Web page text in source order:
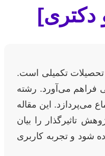
دکتری]
تحصیلات تکمیلی است.
فراهم می‌آورد. رشته
می‌پردازد. این مقاله
تاثیرگذار را بیان
شود و تجربه کاربری